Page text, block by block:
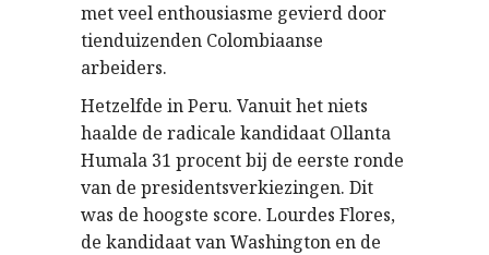
met veel enthousiasme gevierd door
tienduizenden Colombiaanse
arbeiders.
Hetzelfde in Peru. Vanuit het niets
haalde de radicale kandidaat Ollanta
Humala 31 procent bij de eerste ronde
van de presidentsverkiezingen. Dit
was de hoogste score. Lourdes Flores,
de kandidaat van Washington en de